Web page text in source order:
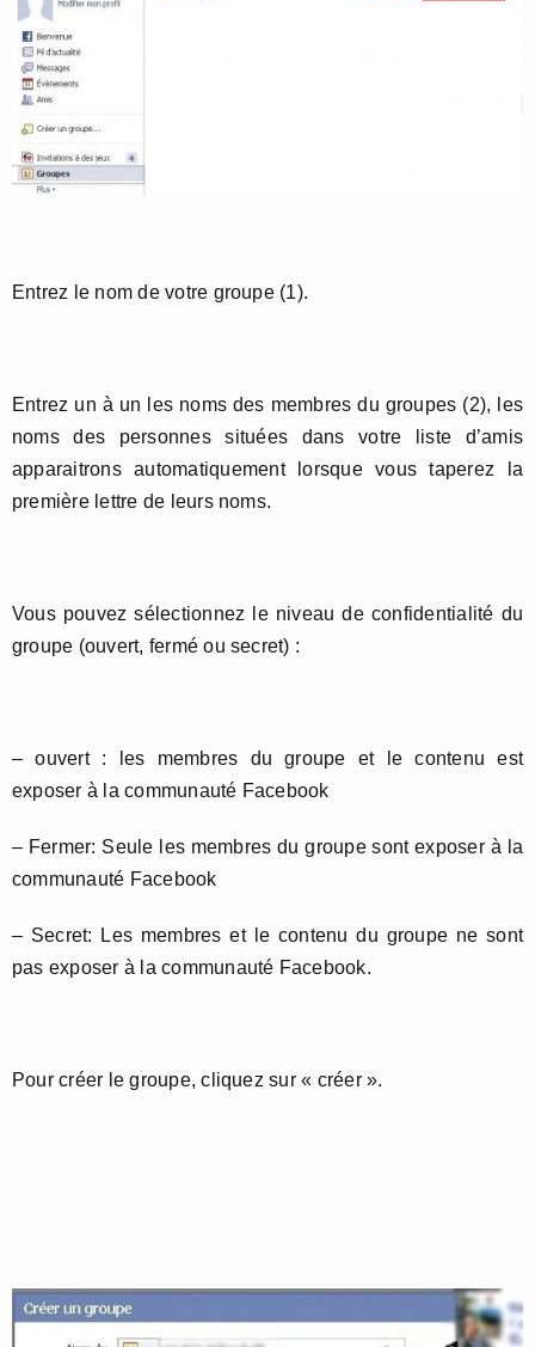
Entrez le nom de votre groupe (1).
Entrez un à un les noms des membres du groupes (2), les
noms des personnes situées dans votre liste d’amis
apparaitrons automatiquement lorsque vous taperez la
première lettre de leurs noms.
Vous pouvez sélectionnez le niveau de confidentialité du
groupe (ouvert, fermé ou secret) :
– ouvert : les membres du groupe et le contenu est
exposer à la communauté Facebook
– Fermer: Seule les membres du groupe sont exposer à la
communauté Facebook
– Secret: Les membres et le contenu du groupe ne sont
pas exposer à la communauté Facebook.
Pour créer le groupe, cliquez sur « créer ».